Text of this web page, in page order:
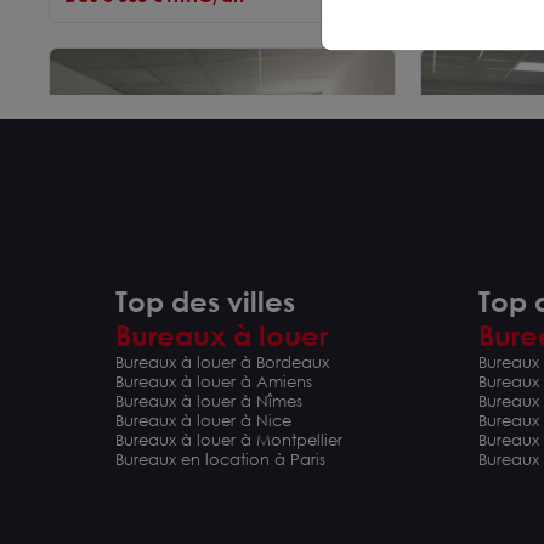
VERRIERES EN ANJOU BUREAUX
INDIVIDUELS A LOUER
49480 SAINT SYLVAIN D'ANJOU
Dès 1 920 € HTHC/an
Angers
louer
49480 SAINT
18 m²
Dès 3 000 €
Top des villes
Bureaux à louer
Bureaux à louer à Bordeaux
Bureaux à louer à Amiens
Bureaux à louer à Nîmes
Bureaux à louer à Nice
Bureaux à louer à Montpellier
Bureaux en location à Paris
Top